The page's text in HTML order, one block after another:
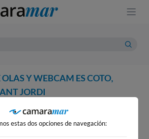
Y WEBCAM ES COTO,
JORDI
PREVISIÓN METEOROLOGÍA
estas dos opciones de navegación: